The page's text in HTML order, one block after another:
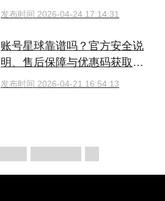
'85 好看吗？附奈飞拼车低价观
发布时间 2026-04-24 17:14:31
账号星球靠谱吗？官方安全说
明、售后保障与优惠码获取指
南（2026）
发布时间 2026-04-21 16:54:13